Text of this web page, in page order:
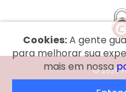
Cookies:A gente
para melhorar sua
mais em nossa
© 2026